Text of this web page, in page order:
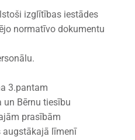
izglītības iestādes
normatīvo dokumentu
3.pantam
Bērnu tiesību
prasībām
augstākajā līmenī